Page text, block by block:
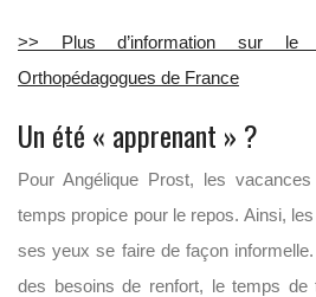
>> Plus d’information sur le
Orthopédagogues de France
Un été « apprenant » ?
Pour Angélique Prost, les
temps propice pour le repos. Ainsi,
ses yeux se faire de façon
des besoins de renfort, le temps de